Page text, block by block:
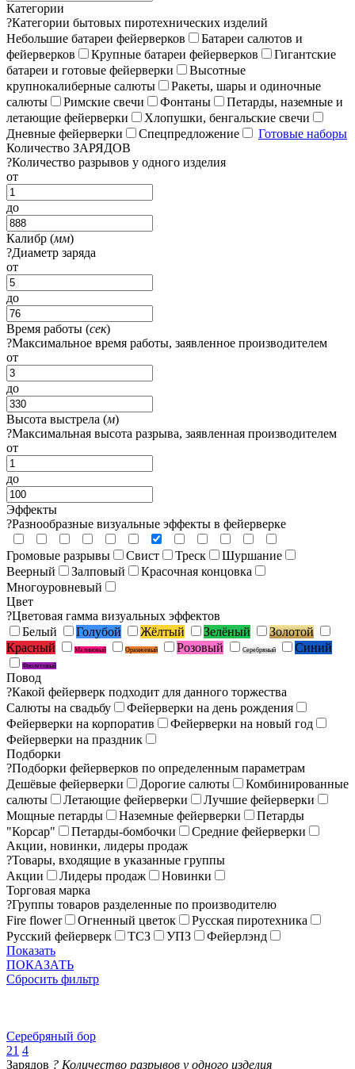
Категории
?Категории бытовых пиротехнических изделий
Небольшие батареи фейерверков
Батареи салютов и
фейерверков
Крупные батареи фейерверков
Гигантские
батареи и готовые фейерверки
Высотные
крупнокалиберные салюты
Ракеты, шары и одиночные
салюты
Римские свечи Фонтаны
Петарды, наземные и
летающие фейерверки
Хлопушки, бенгальские свечи
Дневные фейерверки
Спецпредложение
Готовые наборы
Количество ЗАРЯДОВ
?Количество разрывов у одного изделия
от
до
Калибр (мм)
?Диаметр заряда
от
до
Время работы (сек)
?Максимальное время работы, заявленное производителем
от
до
Высота выстрела (м)
?Максимальная высота разрыва, заявленная производителем
от
до
Эффекты
?Разнообразные визуальные эффекты в фейерверке
Громовые разрывы Свист Треск
Шуршание
Веерный
Залповый
Красочная концовка
Многоуровневый
Цвет
?Цветовая гамма визуальных эффектов
Белый
Голубой Жёлтый Зелёный
Золотой
Красный
Малиновый Оранжевый Розовый Серебряный Синий
Фиолетовый
Повод
?Какой фейерверк подходит для данного торжества
Салюты на свадьбу
Фейерверки на день рождения
Фейерверки на корпоратив
Фейерверки на новый год
Фейерверки на праздник
Подборки
?Подборки фейерверков по определенным параметрам
Дешёвые фейерверки
Дорогие салюты
Комбинированные
салюты
Летающие фейерверки
Лучшие фейерверки
Мощные петарды
Наземные фейерверки
Петарды
"Корсар"
Петарды-бомбочки
Средние фейерверки
Акции, новинки, лидеры продаж
?Товары, входящие в указанные группы
Акции
Лидеры продаж
Новинки
Торговая марка
?Группы товаров разделенные по производителю
Fire flower
Огненный цветок
Русская пиротехника
Русский фейерверк
ТСЗ УПЗ
Фейерлэнд
Показать
ПОКАЗАТЬ
Сбросить фильтр
Серебряный бор
21 4
Зарядов ? Количество разрывов у одного изделия